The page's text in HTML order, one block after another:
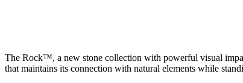
The Rock™, a new stone collection with powerful visual
that maintains its connection with natural elements while